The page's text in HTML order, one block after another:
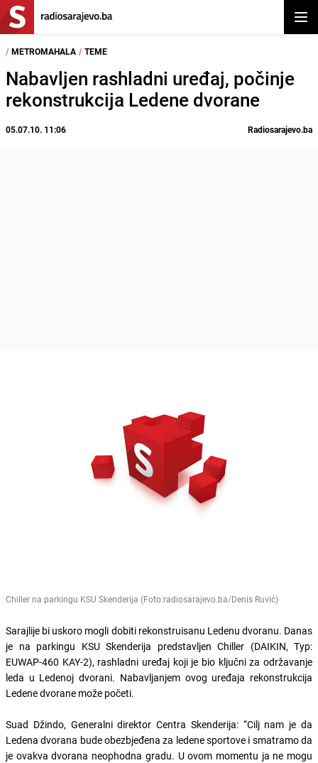
/ METROMAHALA / TEME
Nabavljen rashladni uređaj, počinje
rekonstrukcija Ledene dvorane
05.07.10. 11:06 Radiosarajevo.ba
Chiller na parkingu KSU Skenderija (Foto:radiosarajevo.ba/Denis Ruvić)
Sarajlije bi uskoro mogli dobiti rekonstruisanu Ledenu dvoranu. Danas
je na parkingu KSU Skenderija predstavljen Chiller (DAIKIN, Typ:
EUWAP-460 KAY-2), rashladni uređaj koji je bio ključni za održavanje
leda u Ledenoj dvorani. Nabavljanjem ovog uređaja rekonstrukcija
Ledene dvorane može početi.
Suad Džindo, Generalni direktor Centra Skenderija: “Cilj nam je da
Ledena dvorana bude obezbjeđena za ledene sportove i smatramo da
je ovakva dvorana neophodna gradu. U ovom momentu ja ne mogu